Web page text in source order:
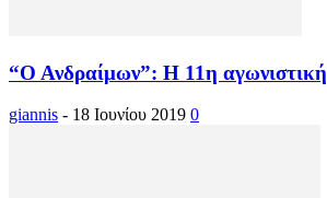
“Ο Ανδραίμων”: Η 11η αγωνιστική
giannis - 18 Ιουνίου 2019 0